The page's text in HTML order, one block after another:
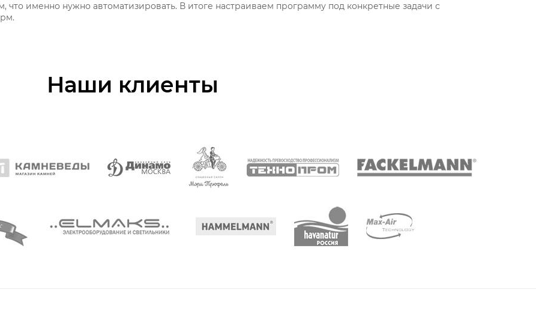
что именно нужно автоматизировать. В итоге настраиваем программу под конкретные задачи с
Наши клиенты